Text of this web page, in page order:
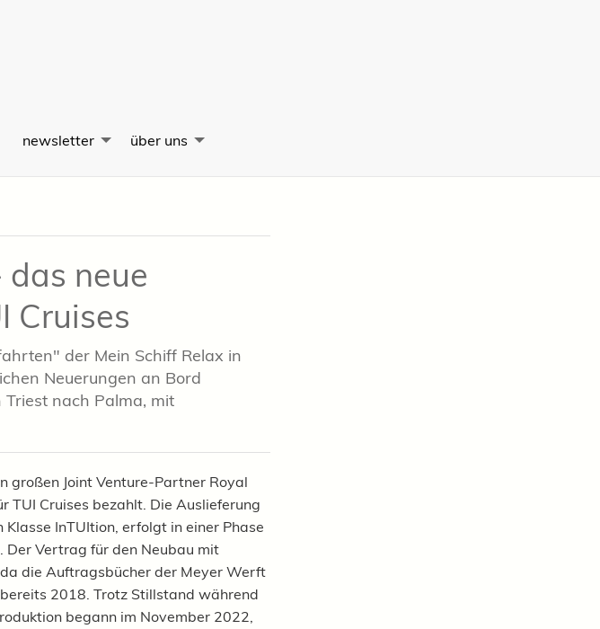
newsletter über uns
das neue
Cruises
der Mein Schiff Relax in
Neuerungen an Bord
nach Palma, mit
großen Joint Venture-Partner Royal
TUI Cruises bezahlt. Die Auslieferung
InTUItion, erfolgt in einer Phase
Der Vertrag für den Neubau mit
die Auftragsbücher der Meyer Werft
2018. Trotz Stillstand während
begann im November 2022,